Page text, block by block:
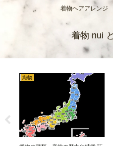
着物ヘアアレン
着物 nui
織物